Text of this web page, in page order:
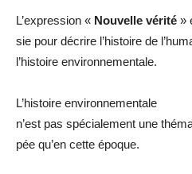
L’expression « Nouvelle vérité »
sie pour décrire l’histoire de
l’histoire environnementale.
L’histoire environnementale
n’est pas spécialement une
pée qu’en cette époque.